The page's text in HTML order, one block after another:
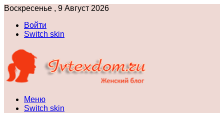
Воскресенье , 9 Август 2026
Войти
Switch skin
Меню
Switch skin